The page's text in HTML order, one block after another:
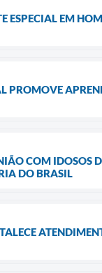
ESPECIAL EM
PROMOVE
COM IDOSOS
DO BRASIL